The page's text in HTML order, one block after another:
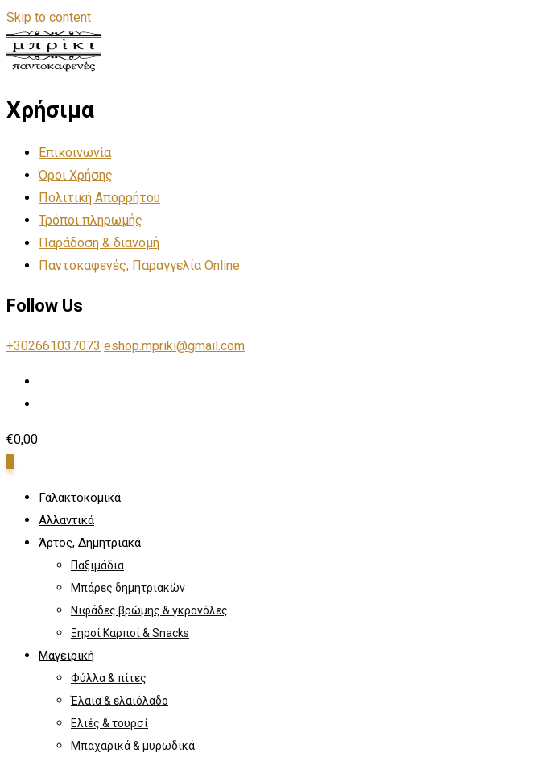
Skip to content
Χρήσιμα
Επικοινωνία
Όροι Χρήσης
Πολιτική Απορρήτου
Τρόποι πληρωμής
Παράδοση & διανομή
Παντοκαφενές, Παραγγελία Online
Follow Us
+302661037073 eshop.mpriki@gmail.com
€0,00
Γαλακτοκομικά
Αλλαντικά
Άρτος, Δημητριακά
Παξιμάδια
Μπάρες δημητριακών
Νιφάδες βρώμης & γκρανόλες
Ξηροί Καρποί & Snacks
Μαγειρική
Φύλλα & πίτες
Έλαια & ελαιόλαδο
Ελιές & τουρσί
Μπαχαρικά & μυρωδικά